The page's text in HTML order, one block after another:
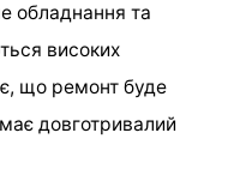
обладнання та
високих
що ремонт буде
довготривалий